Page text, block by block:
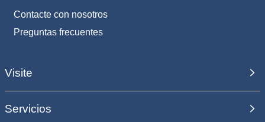
Contacte con nosotros
Preguntas frecuentes
Visite
Servicios